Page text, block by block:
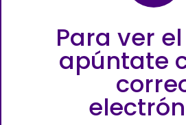
Para ver
apúntate